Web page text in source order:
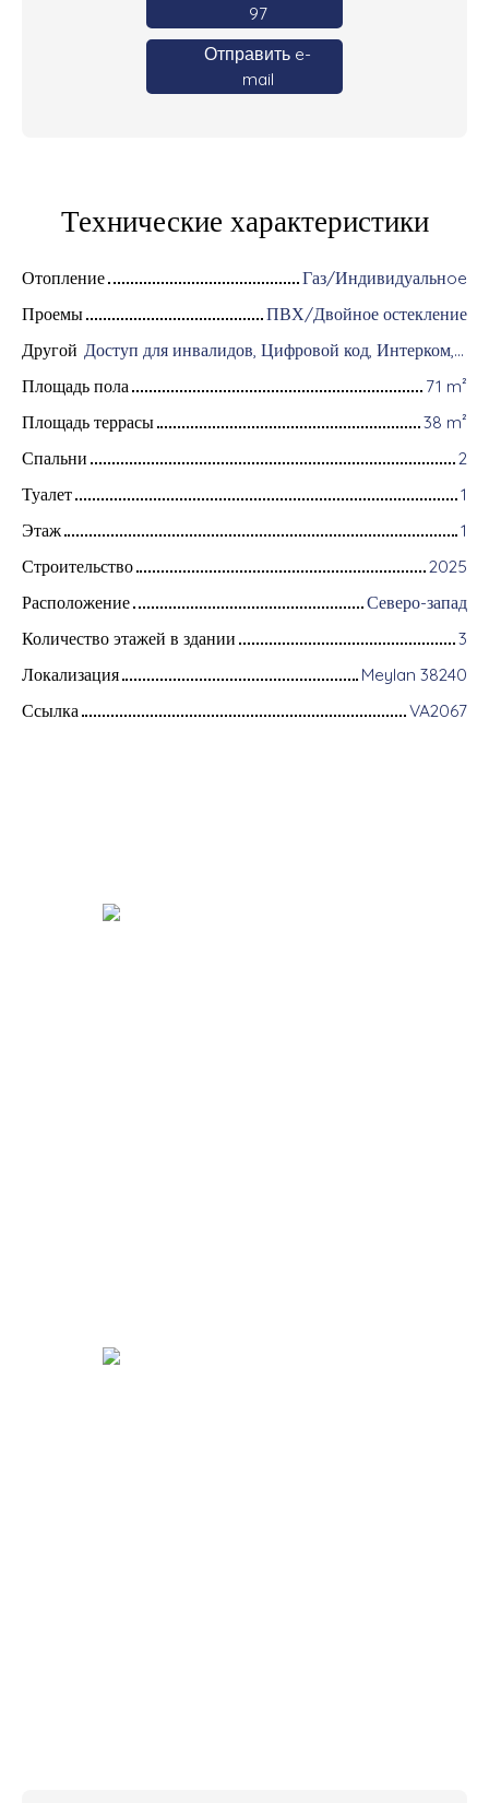
97
Отправить e-
mail
Технические характеристики
Отопление
Газ/Индивидуальнoe
Проемы
ПВХ/Двойное остекление
Другой
Доступ для инвалидов, Цифровой код, Интерком, Видеофон
Площадь пола
71 m²
Площадь террасы
38 m²
Спальни
2
Туалет
1
Этаж
1
Строительство
2025
Расположение
Северо-запад
Количество этажей в здании
3
Локализация
Meylan 38240
Ссылка
VA2067